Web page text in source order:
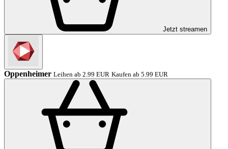
Jetzt streamen
Oppenheimer Leihen ab 2.99 EUR Kaufen ab 5.99 EUR